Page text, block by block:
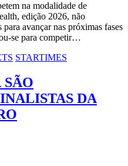
na modalidade de
edição 2026, não
avançar nas próximas fases
se para competir…
STARTIMES
DA